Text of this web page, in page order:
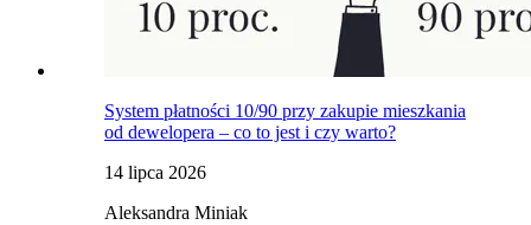
System płatności 10/90 przy zakupie mieszkania
od dewelopera – co to jest i czy warto?
14 lipca 2026
Aleksandra Miniak